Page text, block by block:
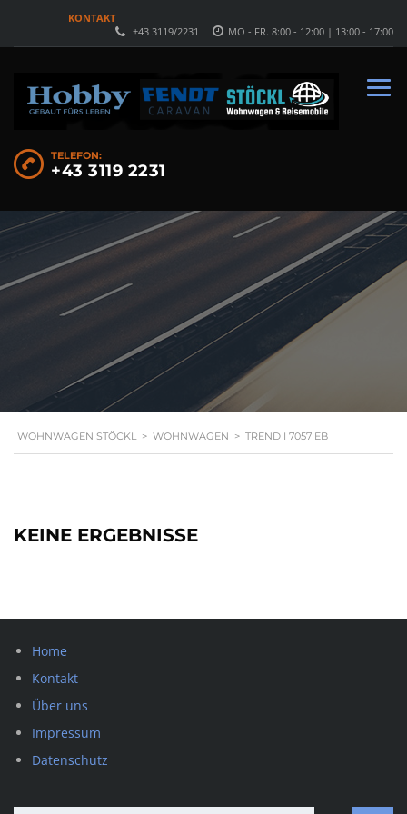
KONTAKT
MO - FR. 8:00 - 12:00 | 13:00 - 17:00
+43 3119/2231
TELEFON:
+43 3119 2231
WOHNWAGEN STÖCKL > WOHNWAGEN > TREND I 7057 EB
KEINE ERGEBNISSE
Home
Kontakt
Über uns
Impressum
Datenschutz